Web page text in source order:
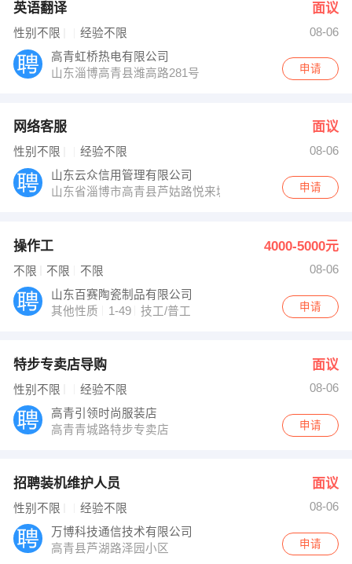
英语翻译 面议
性别不限 经验不限
08-06
高青虹桥热电有限公司
山东淄博高青县潍高路281号
申请
网络客服 面议
性别不限 经验不限
08-06
山东云众信用管理有限公司
山东省淄博市高青县芦姑路悦来城西北角
申请
操作工 4000-5000元
不限 不限 不限
08-06
山东百赛陶瓷制品有限公司
其他性质
1-49 技工/普工 申请
特步专卖店导购 面议
性别不限 经验不限
08-06
高青引领时尚服装店
高青青城路特步专卖店
申请
招聘装机维护人员 面议
性别不限 经验不限
08-06
万博科技通信技术有限公司
高青县芦湖路泽园小区
申请